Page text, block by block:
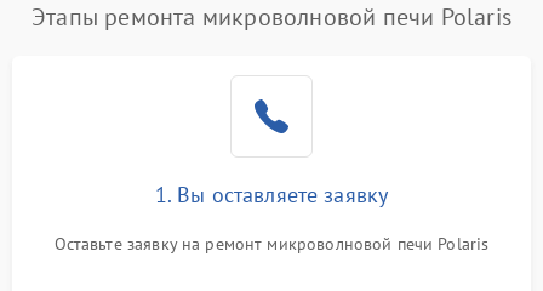
Этапы ремонта микроволновой печи Polaris
1. Вы оставляете заявку
Оставьте заявку на ремонт микроволновой печи Polaris